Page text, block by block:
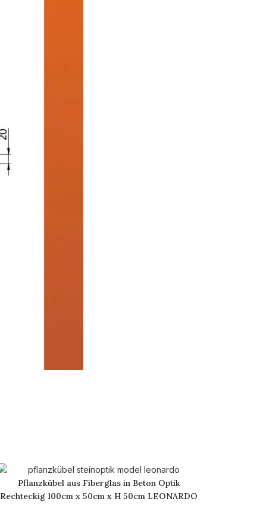
Pflanzkübel aus Fiberglas in Beton Optik
Rechteckig 100cm x 50cm x H 50cm LEONARDO